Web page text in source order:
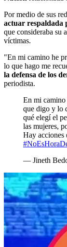
Por medio de sus
actuar respaldada
que consideraba su
víctimas.
"En mi camino he
lo que hago me
la defensa de los
periodista.
En mi camino
que digo y lo
qué elegí el
las mujeres,
Hay acciones
— Jineth